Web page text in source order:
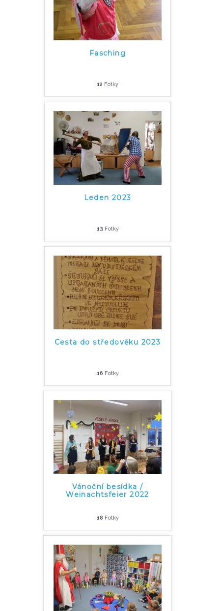
Fasching
12 Fotky
Leden 2023
13 Fotky
Cesta do středověku 2023
16 Fotky
Vánoční besídka /
Weinachtsfeier 2022
18 Fotky